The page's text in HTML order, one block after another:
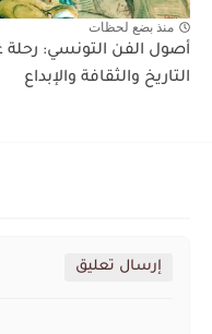
منذ بضع لحظات
أصول الفن التونسي: رحلة
التاريخ والثقافة والإبداع
إرسال تعليق